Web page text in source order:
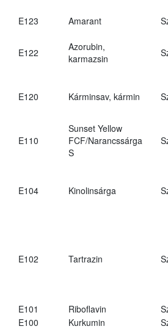
E123
Amarant
E122
Azorubin,
karmazsin
E120 Kárminsav, kármin
E110
Sunset Yellow
FCF/Narancssárga
S
E104 Kinolinsárga
E102 Tartrazin
E101
Riboflavin
E100
Kurkumin